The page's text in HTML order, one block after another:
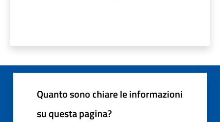
Quanto sono chiare le informazioni
su questa pagina?